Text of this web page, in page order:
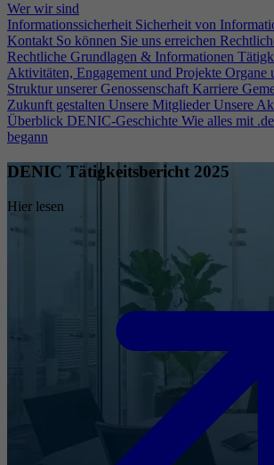
Wer wir sind
Informationssicherheit Sicherheit von
Kontakt So können Sie uns erreichen
Rechtliche Grundlagen & Informationen
Aktivitäten, Engagement und Projekte Organe
Struktur unserer Genossenschaft Karriere
Zukunft gestalten Unsere Mitglieder Unsere
Überblick DENIC-Geschichte Wie alles mit
begann
DENIC Tätigkeitsbericht 2025
Hier lesen